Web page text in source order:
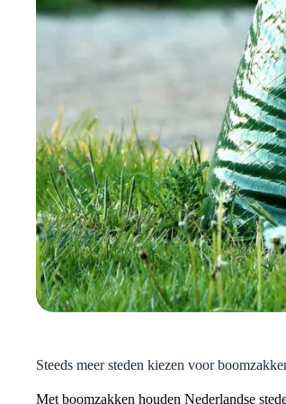
Steeds meer steden kiezen voor
Met boomzakken houden Nederlandse